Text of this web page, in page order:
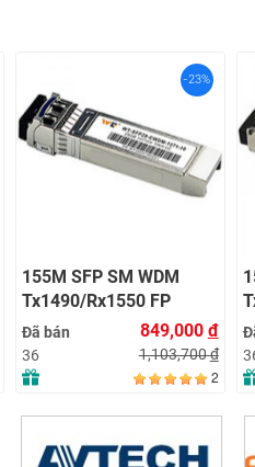
-23%
155M SFP SM WDM
Tx1490/Rx1550 FP
120KM LC with DDM
Đã bán
36
849,000 đ
1,103,700đ
2